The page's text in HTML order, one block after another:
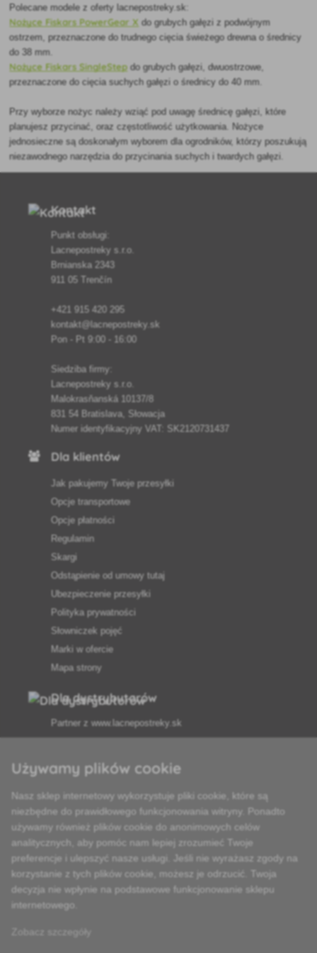
Polecane modele z oferty lacnepostreky.sk:
Nożyce Fiskars PowerGear X do grubych gałęzi z podwójnym
ostrzem, przeznaczone do trudnego cięcia świeżego drewna o średnicy
do 38 mm.
Nożyce Fiskars SingleStepdo grubych gałęzi, dwuostrzowe,
przeznaczone do cięcia suchych gałęzi o średnicy do 40 mm.
Przy wyborze nożyc należy wziąć pod uwagę średnicę gałęzi, które
planujesz przycinać, oraz częstotliwość użytkowania. Nożyce
jednosieczne są doskonałym wyborem dla ogrodników, którzy poszukują
niezawodnego narzędzia do przycinania suchych i twardych gałęzi.
Kontakt
Punkt obsługi:
Lacnepostreky s.r.o.
Brnianska 2343
911 05 Trenčín
+421 915 420 295
kontakt@lacnepostreky.sk
Pon - Pt 9:00 - 16:00
Siedziba firmy:
Lacnepostreky s.r.o.
Malokrasňanská 10137/8
831 54 Bratislava, Słowacja
Numer identyfikacyjny VAT: SK2120731437
Dla klientów
Jak pakujemy Twoje przesyłki
Opcje transportowe
Opcje płatności
Regulamin
Skargi
Odstąpienie od umowy tutaj
Ubezpieczenie przesyłki
Polityka prywatności
Słowniczek pojęć
Marki w ofercie
Mapa strony
Dla dystrybutorów
Partner z www.lacnepostreky.sk
Zawsze służymy fachową poradą
Używamy plików cookie
Nasz sklep internetowy wykorzystuje pliki cookie, które są
niezbędne do prawidłowego funkcjonowania witryny. Ponadto
używamy również plików cookie do anonimowych celów
analitycznych, aby pomóc nam lepiej zrozumieć Twoje
preferencje i ulepszyć nasze usługi. Jeśli nie wyrażasz zgody na
korzystanie z tych plików cookie, możesz je odrzucić. Twoja
decyzja nie wpłynie na podstawowe funkcjonowanie sklepu
internetowego.
Zobacz szczegóły